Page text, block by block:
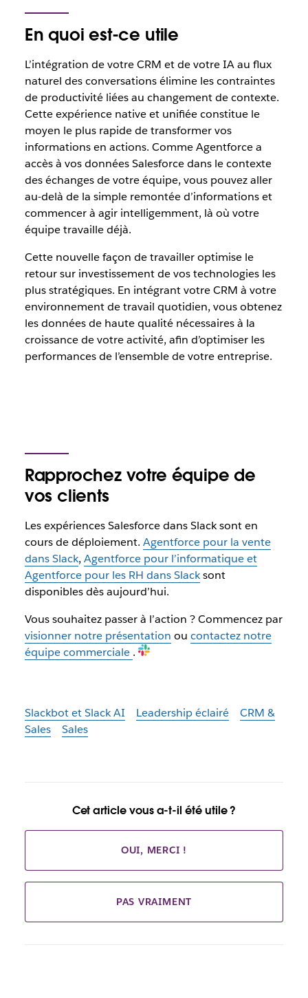
En quoi est-ce utile
L’intégration de votre CRM et de votre IA au flux
naturel des conversations élimine les contraintes
de productivité liées au changement de contexte.
Cette expérience native et unifiée constitue le
moyen le plus rapide de transformer vos
informations en actions. Comme Agentforce a
accès à vos données Salesforce dans le contexte
des échanges de votre équipe, vous pouvez aller
au-delà de la simple remontée d’informations et
commencer à agir intelligemment, là où votre
équipe travaille déjà.
Cette nouvelle façon de travailler optimise le
retour sur investissement de vos technologies les
plus stratégiques. En intégrant votre CRM à votre
environnement de travail quotidien, vous obtenez
les données de haute qualité nécessaires à la
croissance de votre activité, afin d’optimiser les
performances de l’ensemble de votre entreprise.
Rapprochez votre équipe de
vos clients
Les expériences Salesforce dans Slack sont en
cours de déploiement. Agentforce pour la vente
dans Slack, Agentforce pour l’informatique et
Agentforce pour les RH dans Slacksont
disponibles dès aujourd’hui.
Vous souhaitez passer à l’action ? Commencez par
visionner notre présentation ou contactez notre
équipe commerciale .
Slackbot et Slack AI Leadership éclairé
CRM &
Sales
Sales
Cet article vous a-t-il été utile ?
OUI, MERCI !
PAS VRAIMENT